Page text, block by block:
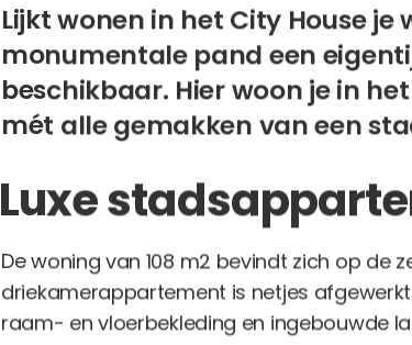
Lijkt wonen in het City House
monumentale pand een
beschikbaar. Hier woon je in
mét alle gemakken van een
Luxe
De woning van 108 m2 bevindt zich op de
driekamerappartement is netjes
raam- en vloerbekleding en ingebouwde